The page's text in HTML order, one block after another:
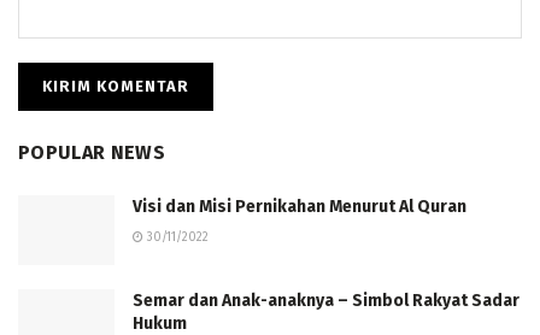
POPULAR NEWS
Visi dan Misi Pernikahan Menurut Al Quran
30/11/2022
Semar dan Anak-anaknya – Simbol Rakyat Sadar
Hukum